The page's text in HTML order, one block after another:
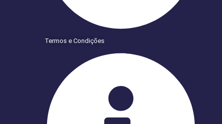
Termos e Condições